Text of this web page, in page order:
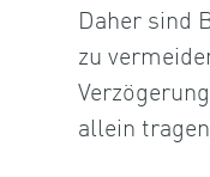
Daher sind
zu
allein